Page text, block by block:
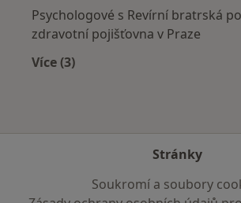
Psychologové s Revírní bratrská
zdravotní pojišťovna v Praze
Více (3)
Stránky
Soukromí a soubory